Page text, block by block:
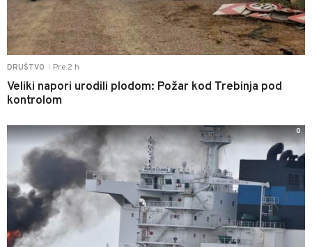
DRUŠTVO Pre 2 h
Veliki napori urodili plodom: Požar kod Trebinja pod
kontrolom
0